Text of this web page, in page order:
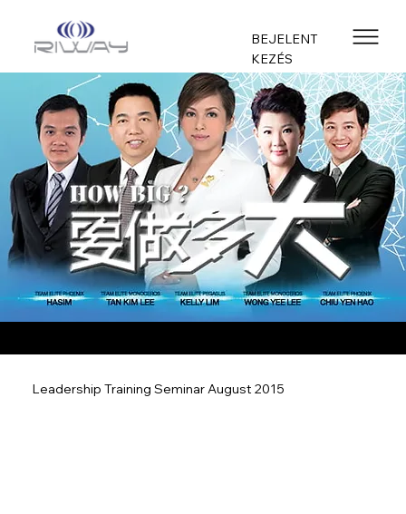
BEJELENT
KEZÉS
Leadership Training Seminar August 2015